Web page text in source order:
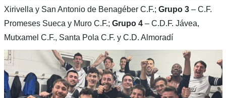
Xirivella y San Antonio de Benagéber C.F.; Grupo 3– C.F.
Promeses Sueca y Muro C.F.; Grupo 4– C.D.F. Jávea,
Mutxamel C.F., Santa Pola C.F. y C.D. Almoradí